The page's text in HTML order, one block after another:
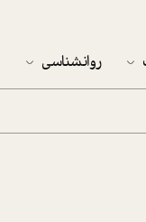
روانشناسی